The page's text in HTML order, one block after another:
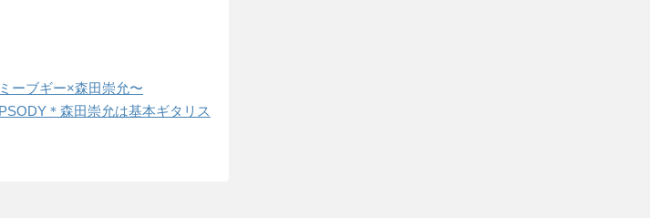
ーブギー×森田崇允〜
＊森田崇允は基本ギタリス